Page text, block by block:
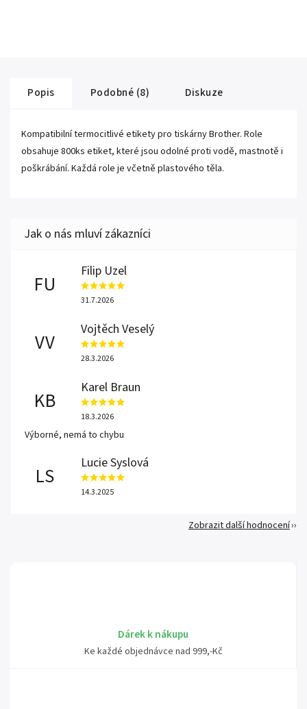
Dárek k nákupu
Ke každé objednávce nad 999,-Kč
Popis Podobné (8) Diskuze
Kompatibilní termocitlivé etikety pro tiskárny Brother. Role
obsahuje 800ks etiket, které jsou odolné proti vodě, mastnotě i
poškrábání. Každá role je včetně plastového těla.
FU
Filip Uzel
31.7.2026
VV
Vojtěch Veselý
28.3.2026
KB
Karel Braun
18.3.2026
Výborné, nemá to chybu
LS
Lucie Syslová
14.3.2025
Zobrazit další hodnocení